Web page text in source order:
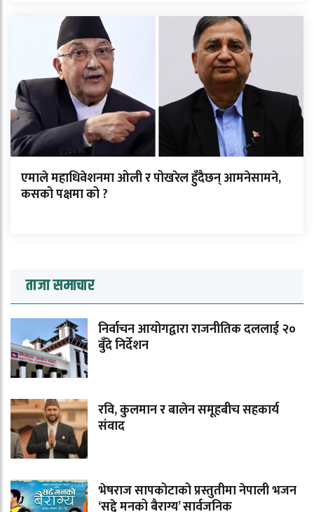
एमाले महाधिवेशनमा ओली र पोखरेल हुँदैछन् आमनेसामने,
कसको पक्षमा को ?
ताजा समाचार
निर्वाचन आयोगद्वारा राजनीतिक दललाई २०
बुँदे निर्देशन
रवि, कुलमान र बालेन समूहबीच सहकार्य
संवाद
भेषराज सापकोटाको प्रस्तुतीमा नेपाली भजन
‘सद्दे मनको बैराग्य’ सार्वजनिक